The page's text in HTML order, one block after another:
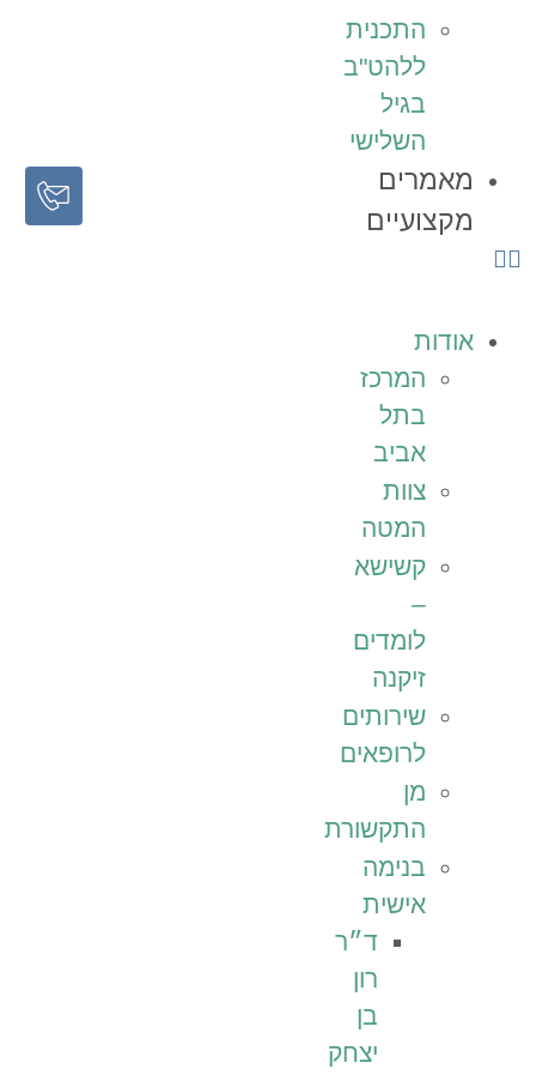
התכנית
ללהט"ב
בגיל
השלישי
מאמרים
מקצועיים
אודות
המרכז
בתל
אביב
צוות
המטה
קשישא
לומדים
זיקנה
שירותים
לרופאים
מן
התקשורת
בנימה
אישית
ד״ר
רון
בן
יצחק